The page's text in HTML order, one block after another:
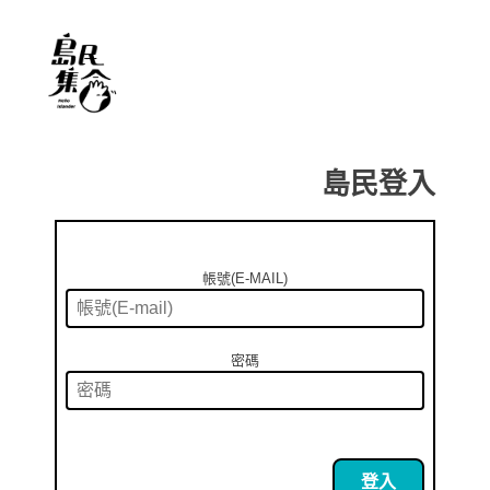
島民登入
帳號(E-MAIL)
密碼